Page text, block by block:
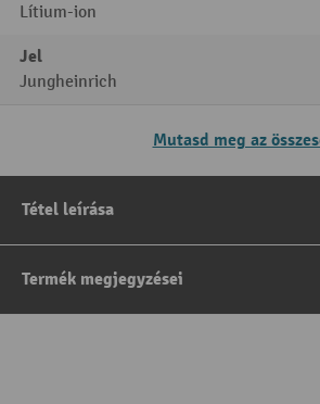
Lítium-ion
Jel
Jungheinrich
Mutasd meg az
Tétel leírása
Termék megjegyzései